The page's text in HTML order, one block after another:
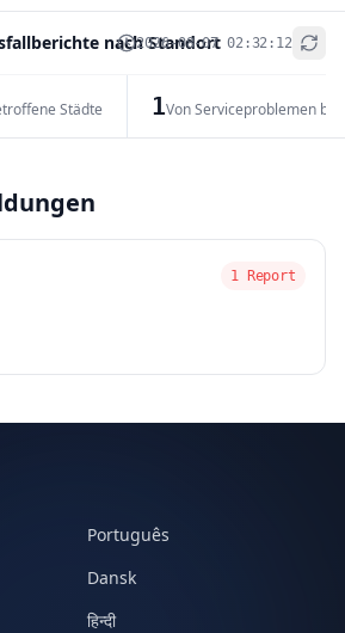
nach Standort
2026-08-07 02:32:12
Städte 1Von Serviceproblemen
+
1 Report
Português
Dansk
हिन्दी